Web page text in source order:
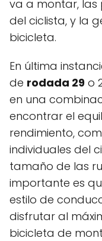
va a montar, las
del ciclista, y la
bicicleta.
En última
de rodada 29 o
en una
encontrar el
rendimiento,
individuales del
tamaño de las
importante es
estilo de
disfrutar al
bicicleta de